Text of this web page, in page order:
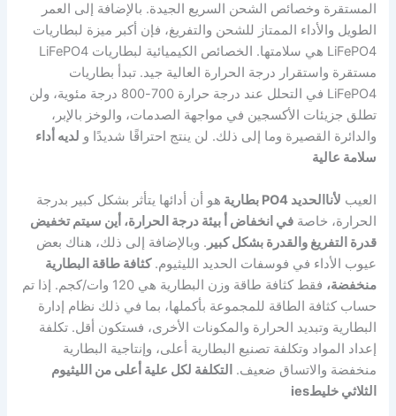
المستقرة وخصائص الشحن السريع الجيدة. بالإضافة إلى العمر
الطويل والأداء الممتاز للشحن والتفريغ، فإن أكبر ميزة لبطاريات
LiFePO4 هي سلامتها. الخصائص الكيميائية لبطاريات LiFePO4
مستقرة واستقرار درجة الحرارة العالية جيد. تبدأ بطاريات
LiFePO4 في التحلل عند درجة حرارة 700-800 درجة مئوية، ولن
تطلق جزيئات الأكسجين في مواجهة الصدمات، والوخز بالإبر،
والدائرة القصيرة وما إلى ذلك. لن ينتج احتراقًا شديدًا و لديه أداء
سلامة عالية
العيب لأنا الحديد PO4 بطارية هو أن أدائها يتأثر بشكل كبير بدرجة
الحرارة، خاصةفي انخفاض بيئة درجة الحرارة، أين سيتم تخفيض
قدرة التفريغ والقدرة بشكل كبير . وبالإضافة إلى ذلك، هناك بعض
عيوب الأداء في فوسفات الحديد الليثيوم.كثافة طاقة البطارية
منخفضة،
فقط كثافة طاقة وزن البطارية هي 120 وات/كجم. إذا تم
حساب كثافة الطاقة للمجموعة بأكملها، بما في ذلك نظام إدارة
البطارية وتبديد الحرارة والمكونات الأخرى، فستكون أقل. تكلفة
إعداد المواد وتكلفة تصنيع البطارية أعلى، وإنتاجية البطارية
منخفضة والاتساق ضعيف. التكلفة لكل علية أعلى من الليثيوم
الثلاثيخليطies